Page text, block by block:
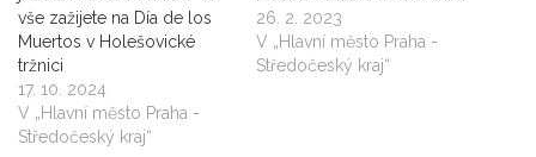
vše zažijete na Día de los
Muertos v Holešovické
tržnici
17. 10. 2024
V „Hlavní město Praha -
Středočeský kraj“
26. 2. 2023
V „Hlavní město Praha -
Středočeský kraj“